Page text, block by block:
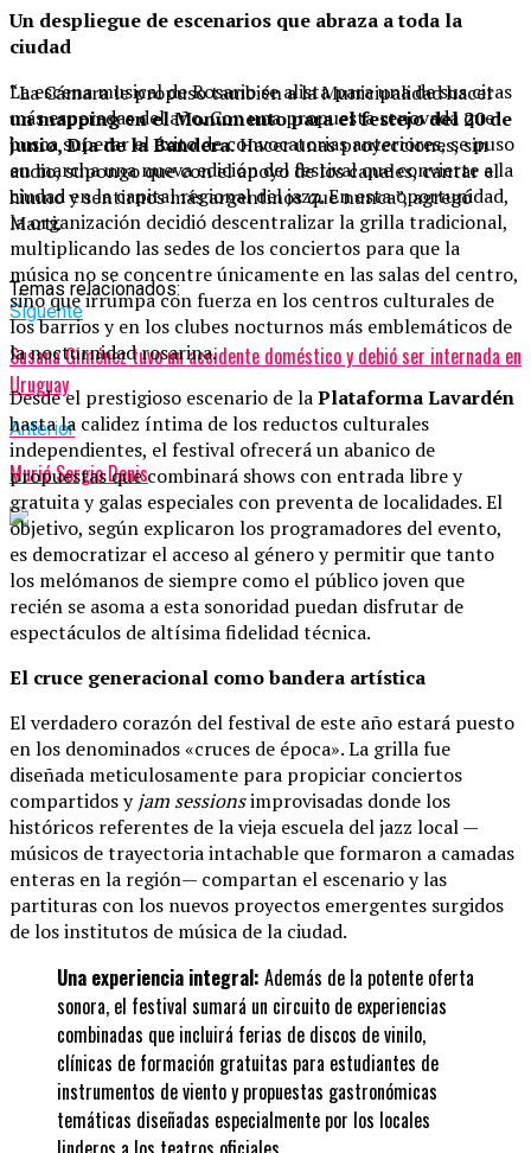
“La Cámara le propuso también a la Municipalidad hacer
un mapping en el Monumento para el festejo del 20 de
junio, Día de la Bandera.Hacer unas proyecciones, sin
audio, supongo que con el apoyo de los canales, cantar el
himno y sentirnos más argentinos que nunca”, agregó
Marti.
Temas relacionados:
Siguente
Susana Giménez tuvo un accidente doméstico y debió ser internada en
Uruguay
Anterior
Murió Sergio Denis
Un despliegue de escenarios que abraza a toda la
ciudad
La escena musical de Rosario se alista para una de sus citas
más esperadas del año. Con una propuesta renovada que
busca superar el éxito de convocatorias anteriores, se puso
en marcha una nueva edición del festival que convierte a la
ciudad en la capital regional del jazz. En esta oportunidad,
la organización decidió descentralizar la grilla tradicional,
multiplicando las sedes de los conciertos para que la
música no se concentre únicamente en las salas del centro,
sino que irrumpa con fuerza en los centros culturales de
los barrios y en los clubes nocturnos más emblemáticos de
la nocturnidad rosarina.
Desde el prestigioso escenario de laPlataforma Lavardén
hasta la calidez íntima de los reductos culturales
independientes, el festival ofrecerá un abanico de
propuestas que combinará shows con entrada libre y
gratuita y galas especiales con preventa de localidades. El
objetivo, según explicaron los programadores del evento,
es democratizar el acceso al género y permitir que tanto
los melómanos de siempre como el público joven que
recién se asoma a esta sonoridad puedan disfrutar de
espectáculos de altísima fidelidad técnica.
El cruce generacional como bandera artística
El verdadero corazón del festival de este año estará puesto
en los denominados «cruces de época». La grilla fue
diseñada meticulosamente para propiciar conciertos
compartidos yjam sessionsimprovisadas donde los
históricos referentes de la vieja escuela del jazz local —
músicos de trayectoria intachable que formaron a camadas
enteras en la región— compartan el escenario y las
partituras con los nuevos proyectos emergentes surgidos
de los institutos de música de la ciudad.
Una experiencia integral: Además de la potente oferta
sonora, el festival sumará un circuito de experiencias
combinadas que incluirá ferias de discos de vinilo,
clínicas de formación gratuitas para estudiantes de
instrumentos de viento y propuestas gastronómicas
temáticas diseñadas especialmente por los locales